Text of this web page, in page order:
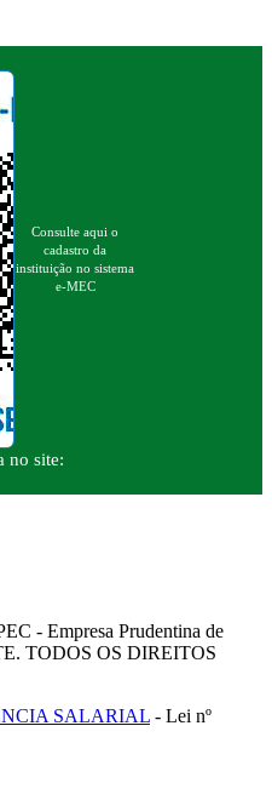
Consulte aqui o
cadastro da
instituição no sistema
e-MEC
no site:
- Empresa Prudentina de
TODOS OS DIREITOS
SALARIAL - Lei nº